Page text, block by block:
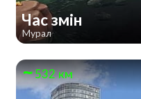
Час змін
Мурал
532 км